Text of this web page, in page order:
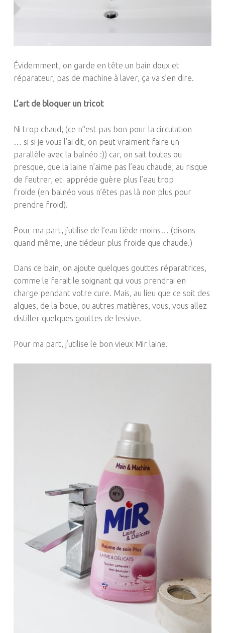
Évidemment, on garde en tête un bain doux et
réparateur, pas de machine à laver, ça va s’en dire.
L’art de bloquer un tricot
Ni trop chaud, (ce n’‘est pas bon pour la circulation
… si si je vous l’ai dit, on peut vraiment faire un
parallèle avec la balnéo :)) car, on sait toutes ou
presque, que la laine n’aime pas l’eau chaude, au risque
de feutrer, et apprécie guère plus l’eau trop
froide (en balnéo vous n’êtes pas là non plus pour
prendre froid).
Pour ma part, j’utilise de l’eau tiède moins…
(disons
quand même, une tiédeur plus froide que chaude.)
Dans ce bain, on ajoute quelques gouttes réparatrices,
comme le ferait le soignant qui vous prendrai en
charge pendant votre cure. Mais, au lieu que ce soit des
algues, de la boue, ou autres matières, vous, vous allez
distiller quelques gouttes de lessive.
Pour ma part, j’utilise le bon vieux Mir laine.